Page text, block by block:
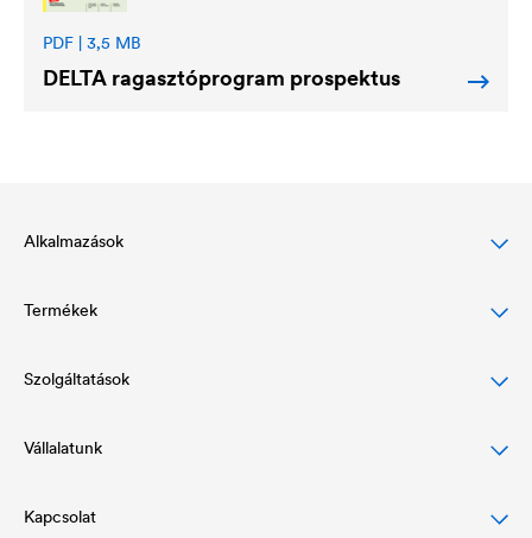
PDF | 3,5 MB
DELTA ragasztóprogram prospektus
Alkalmazások
Magastető-védelem
Homlokzatvédelem
Lapostető védelem & -vízelvezetés
Vízszigetelés & vízelvezetés
Termékek
Alátétfóliák
Légzáró és párafékező fóliák
Ragasztóprogram és kiegészítők
Szolgáltatások
Letöltések
Referenciáink
Vállalatunk
Vállalati felépítés
Kapcsolat